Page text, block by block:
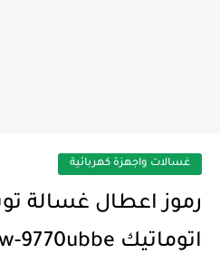
غسالات واجهزة كهربائية
رموز اعطال غسالة
اتوماتيك aw-9770ubbe